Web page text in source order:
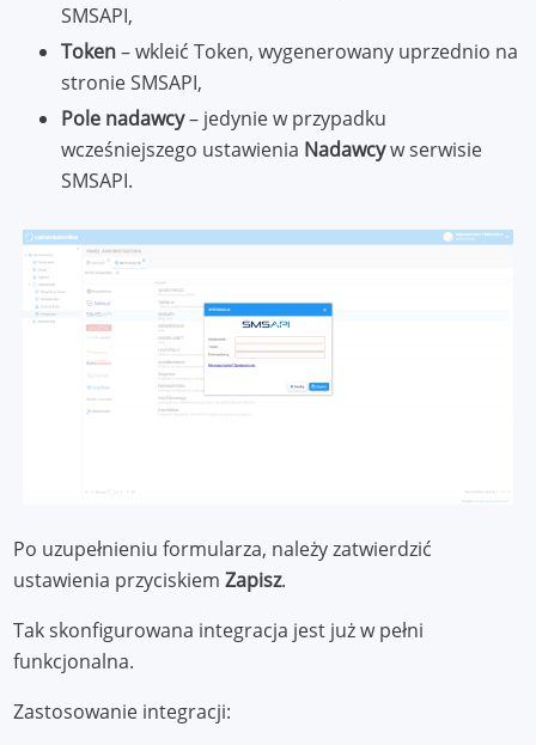
SMSAPI,
Token– wkleić Token, wygenerowany uprzednio na
stronie SMSAPI,
Pole nadawcy– jedynie w przypadku
wcześniejszego ustawienia Nadawcyw serwisie
SMSAPI.
Po uzupełnieniu formularza, należy zatwierdzić
ustawienia przyciskiemZapisz.
Tak skonfigurowana integracja jest już w pełni
funkcjonalna.
Zastosowanie integracji: